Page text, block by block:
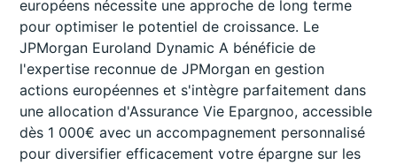
européens nécessite une approche de long terme
pour optimiser le potentiel de croissance. Le
JPMorgan Euroland Dynamic A bénéficie de
l'expertise reconnue de JPMorgan en gestion
actions européennes et s'intègre parfaitement dans
une allocation d'Assurance Vie Epargnoo, accessible
dès 1 000€ avec un accompagnement personnalisé
pour diversifier efficacement votre épargne sur les